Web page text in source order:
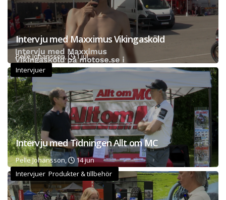
Intervju med Maxximus Vikingasköld
Pelle Johansson,
1 jul
Intervjuer
Intervju med Tidningen Allt om MC
Pelle Johansson,
14 jun
Intervjuer Produkter & tillbehör